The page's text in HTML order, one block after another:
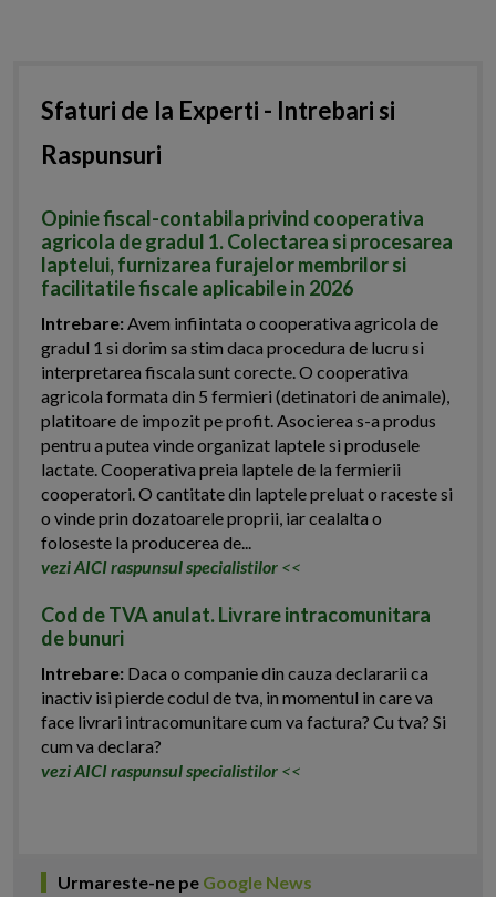
Sfaturi de la Experti - Intrebari si
Raspunsuri
Opinie fiscal-contabila privind cooperativa
agricola de gradul 1. Colectarea si procesarea
laptelui, furnizarea furajelor membrilor si
facilitatile fiscale aplicabile in 2026
Intrebare:Avem infiintata o cooperativa agricola de
gradul 1 si dorim sa stim daca procedura de lucru si
interpretarea fiscala sunt corecte. O cooperativa
agricola formata din 5 fermieri (detinatori de animale),
platitoare de impozit pe profit. Asocierea s-a produs
pentru a putea vinde organizat laptele si produsele
lactate. Cooperativa preia laptele de la fermierii
cooperatori. O cantitate din laptele preluat o raceste si
o vinde prin dozatoarele proprii, iar cealalta o
foloseste la producerea de...
vezi AICI raspunsul specialistilor <<
Cod de TVA anulat. Livrare intracomunitara
de bunuri
Intrebare: Daca o companie din cauza declararii ca
inactiv isi pierde codul de tva, in momentul in care va
face livrari intracomunitare cum va factura? Cu tva? Si
cum va declara?
vezi AICI raspunsul specialistilor <<
Urmareste-ne pe Google News